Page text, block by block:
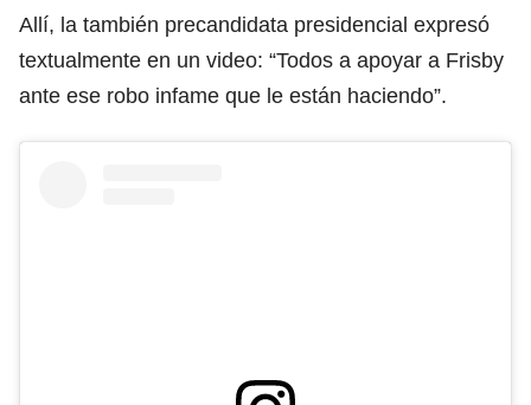
Allí, la también precandidata presidencial expresó
textualmente en un video: “Todos a apoyar a Frisby
ante ese robo infame que le están haciendo”.